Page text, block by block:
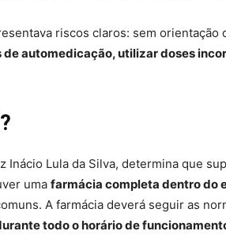
riscos claros: sem orientação
de automedicação, utilizar doses
Inácio Lula da Silva, determina que
uma farmácia completa dentro do
A farmácia deverá seguir as
todo o horário de